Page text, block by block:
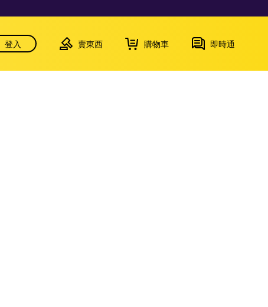
登入 賣東西 購物車 即時通